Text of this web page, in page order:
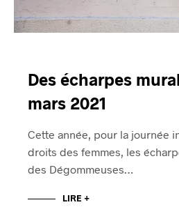
Des écharpes
mars 2021
Cette année, pour la journée
droits des femmes, les
des Dégommeuses…
LIRE +